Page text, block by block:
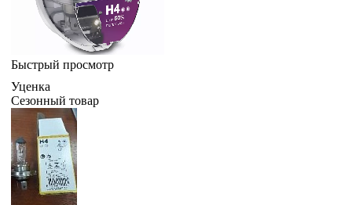
Быстрый просмотр
Уценка
Сезонный товар